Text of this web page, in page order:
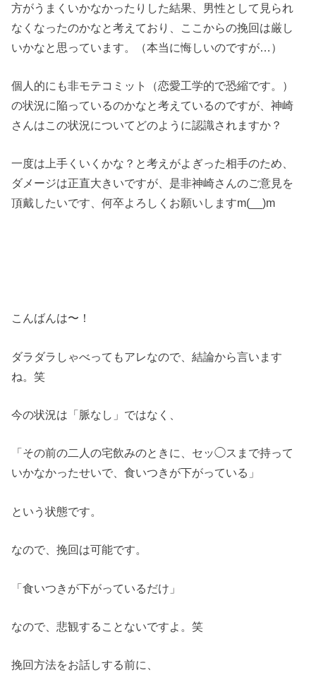
方がうまくいかなかったりした結果、男性として見られ
なくなったのかなと考えており、ここからの挽回は厳し
いかなと思っています。（本当に悔しいのですが…）
個人的にも非モテコミット（恋愛工学的で恐縮です。）
の状況に陥っているのかなと考えているのですが、神崎
さんはこの状況についてどのように認識されますか？
一度は上手くいくかな？と考えがよぎった相手のため、
ダメージは正直大きいですが、是非神崎さんのご意見を
頂戴したいです、何卒よろしくお願いしますm(__)m
こんばんは〜！
ダラダラしゃべってもアレなので、結論から言います
ね。笑
今の状況は「脈なし」ではなく、
「その前の二人の宅飲みのときに、セッ◯スまで持って
いかなかったせいで、食いつきが下がっている」
という状態です。
なので、挽回は可能です。
「食いつきが下がっているだけ」
なので、悲観することないですよ。笑
挽回方法をお話しする前に、